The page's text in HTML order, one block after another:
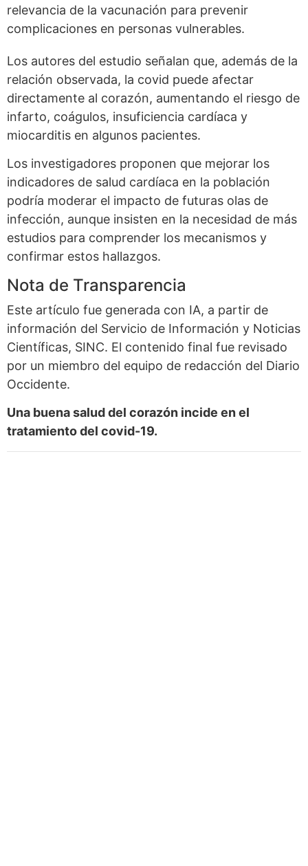
relevancia de la vacunación para prevenir
complicaciones en personas vulnerables.
Los autores del estudio señalan que, además de la
relación observada, la covid puede afectar
directamente al corazón, aumentando el riesgo de
infarto, coágulos, insuficiencia cardíaca y
miocarditis en algunos pacientes.
Los investigadores proponen que mejorar los
indicadores de salud cardíaca en la población
podría moderar el impacto de futuras olas de
infección, aunque insisten en la necesidad de más
estudios para comprender los mecanismos y
confirmar estos hallazgos.
Nota de Transparencia
Este artículo fue generada con IA, a partir de
información del Servicio de Información y Noticias
Científicas, SINC. El contenido final fue revisado
por un miembro del equipo de redacción del Diario
Occidente.
Una buena salud del corazón incide en el
tratamiento del covid-19.